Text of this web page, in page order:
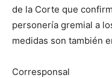
de la Corte que
personería gremial a
medidas son también
Corresponsal